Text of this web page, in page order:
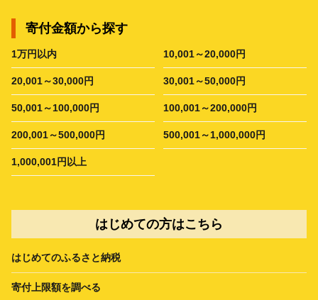
寄付金額から探す
1万円以内 10,001～20,000円
20,001～30,000円 30,001～50,000円
50,001～100,000円 100,001～200,000円
200,001～500,000円 500,001～1,000,000円
1,000,001円以上
はじめての方はこちら
はじめてのふるさと納税
寄付上限額を調べる